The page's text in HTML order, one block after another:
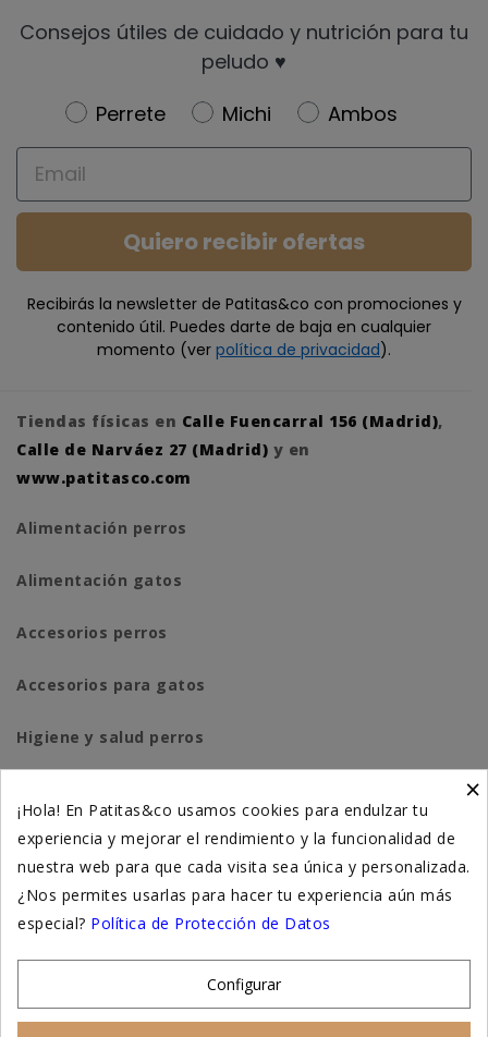
Consejos útiles de cuidado y nutrición para tu
peludo ♥️
Newsletter
Perrete Michi
Ambos
Email
Quiero recibir ofertas
Recibirás la newsletter de Patitas&co con promociones y
contenido útil. Puedes darte de baja en cualquier
momento (ver política de privacidad).
Tiendas físicas en Calle Fuencarral 156 (Madrid),
Calle de Narváez 27 (Madrid) y en
www.patitasco.com
Alimentación perros
Alimentación gatos
Accesorios perros
Accesorios para gatos
Higiene y salud perros
Suplementación natural
Otros
×
¡Hola! En Patitas&co usamos cookies para endulzar tu
experiencia y mejorar el rendimiento y la funcionalidad de
nuestra web para que cada visita sea única y personalizada.
¿Nos permites usarlas para hacer tu experiencia aún más
especial? Política de Protección de Datos
Configurar